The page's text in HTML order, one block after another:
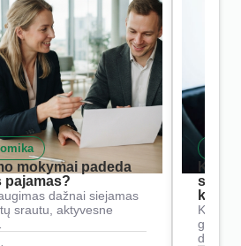
mokymai padeda
pajamas?
dažnai siejamas
srautu, aktyvesne
Kaip